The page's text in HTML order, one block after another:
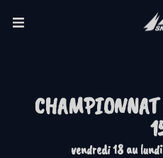
vendredi 18 au